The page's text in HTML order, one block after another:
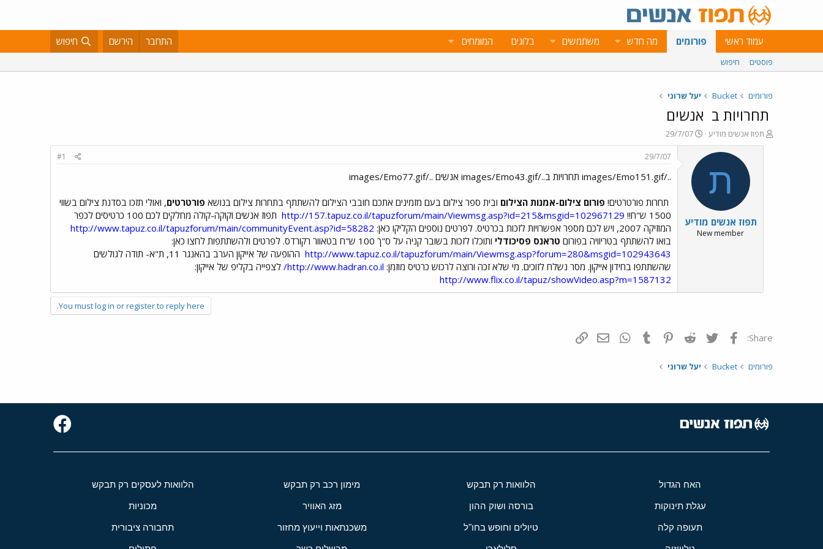
עמוד ראשי פורומים מה חדש משתמשים בלוגים המומחים התחבר הירשם חיפוש
פוסטים חיפוש
פורומים Bucket יעל שרוני
תחרויות ב אנשים
פ
ו
תפוז אנשים מודיע
פ
ו
ם
ב
ר
29/7/07
ת
תפוז אנשים מודיע
New member
29/7/07
#1
../images/Emo151.gif תחרויות ב../images/Emo43.gif אנשים ../images/Emo77.gif
תחרות פורטרטים! פורום צילום-אמנות הצילום ובית ספר צילום בעם מזמינים אתכם חובבי הצילום להשתתף בתחרות צילום בנושא פורטרטים, ואולי תזכו בסדנת צילום בשווי
1500 ש"ח!!
http://157.tapuz.co.il/tapuzforum/main/Viewmsg.asp?id=215&msgid=102967129
תפוז אנשים וקוקה-קולה מחלקים לכם 100 כרטיסים לכפר
המוזיקה 2007, ויש לכם מספר אפשרויות לזכות בכרטיס. לפרטים נוספים הקליקו כאן:
http://www.tapuz.co.il/tapuzforum/main/communityEvent.asp?id=58282
בואו להשתתף בטריוויה בפורום טראנס פסיכודלי ותוכלו לזכות בשובר קניה על ס"ך 100 ש"ח בטאוור רקורדס. לפרטים ולהשתתפות לחצו כאן:
http://www.tapuz.co.il/tapuzforum/main/Viewmsg.asp?forum=280&msgid=102943643
ההופעה של אייקון הערב בהאנגר 11, ת"א- תודה לגולשים
שהשתתפו בחידון אייקון. מסר נשלח לזוכים. מי שלא זכה ורוצה לרכוש כרטיס מוזמן: http://www.hadran.co.il/ לצפייה בקליפ של אייקון:
http://www.flix.co.il/tapuz/showVideo.asp?m=1587132
You must log in or register to reply here.
Share: פייסבוק Twitter
Reddit
Pinterest
Tumblr
WhatsAppדואר אלקטרוני
פורומים Bucket יעל שרוני
האח הגדול הלוואות רק תבקש מימון רכב רק תבקש הלוואות לעסקים רק תבקש
עגלת תינוקות בורסה ושוק ההון מזג האוויר מכוניות
תעופה קלה טיולים וחופש בחו"ל משכנתאות וייעוץ מחזור תחבורה ציבורית